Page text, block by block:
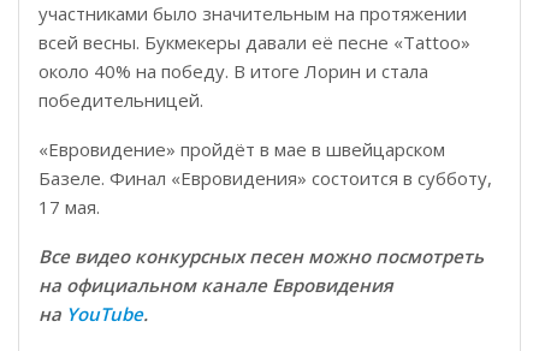
участниками было значительным на протяжении
всей весны. Букмекеры давали её песне «Tattoo»
около 40% на победу. В итоге Лорин и стала
победительницей.
«Евровидение» пройдёт в мае в швейцарском
Базеле. Финал «Евровидения» состоится в субботу,
17 мая.
Все видео конкурсных песен можно посмотреть
на официальном канале Евровидения
на YouTube.